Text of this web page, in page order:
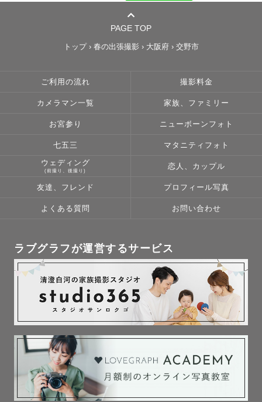
PAGE TOP
トップ› 春の出張撮影 › 大阪府› 交野市
ご利用の流れ 撮影料金
カメラマン一覧 家族、ファミリー
お宮参り ニューボーンフォト
七五三 マタニティフォト
ウェディング
(前撮り、後撮り)
恋人、カップル
友達、フレンド プロフィール写真
よくある質問 お問い合わせ
ラブグラフが運営するサービス